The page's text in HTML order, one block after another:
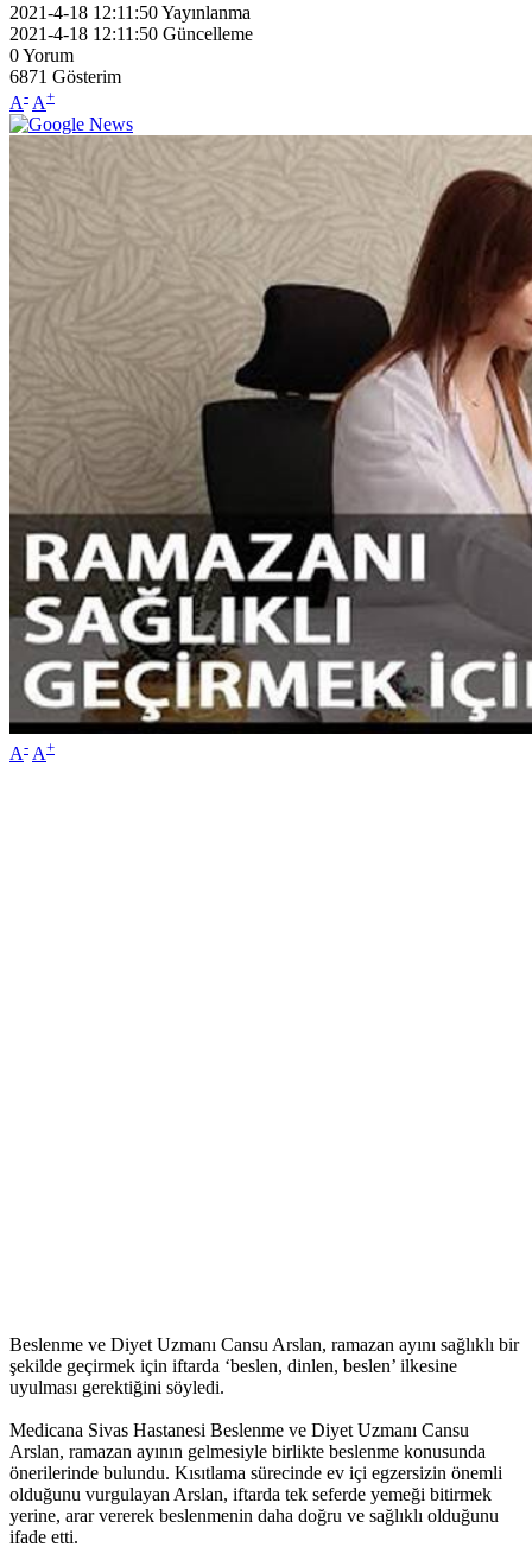
2021-4-18 12:11:50Yayınlanma
2021-4-18 12:11:50 Güncelleme
0Yorum
6871 Gösterim
A- A+
A- A+
Beslenme ve Diyet Uzmanı Cansu Arslan, ramazan ayını sağlıklı bir
şekilde geçirmek için iftarda ‘beslen, dinlen, beslen’ ilkesine
uyulması gerektiğini söyledi.
Medicana Sivas Hastanesi Beslenme ve Diyet Uzmanı Cansu
Arslan, ramazan ayının gelmesiyle birlikte beslenme konusunda
önerilerinde bulundu. Kısıtlama sürecinde ev içi egzersizin önemli
olduğunu vurgulayan Arslan, iftarda tek seferde yemeği bitirmek
yerine, arar vererek beslenmenin daha doğru ve sağlıklı olduğunu
ifade etti.